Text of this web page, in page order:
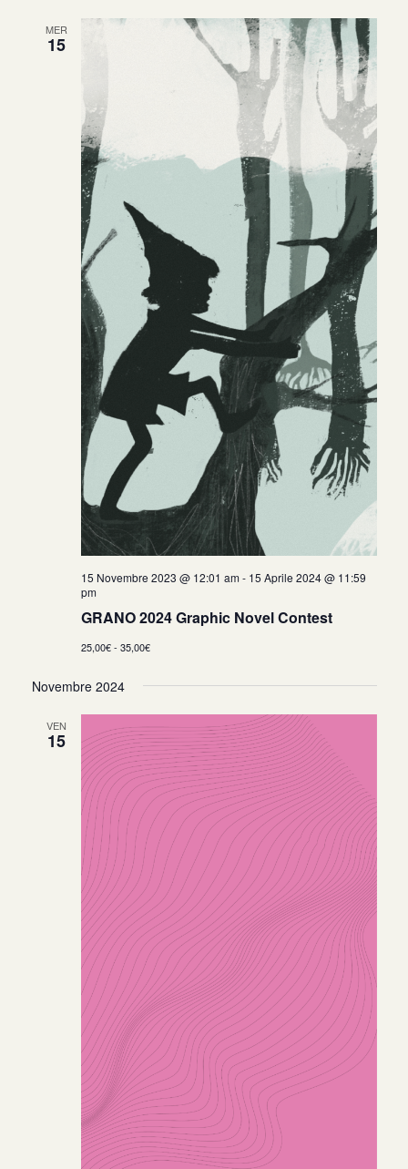
MER
15
15 Novembre 2023 @ 12:01 am- 15 Aprile 2024 @ 11:59
pm
GRANO 2024 Graphic Novel Contest
25,00€ - 35,00€
Novembre 2024
VEN
15